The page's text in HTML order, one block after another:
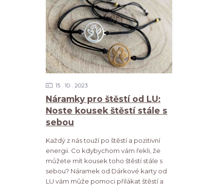
Náramky pro štěstí od LU:
Noste kousek štěstí stále s
sebou
15 10 2023
Každý z nás touží po štěstí a pozitivní
energii. Co kdybychom vám řekli, že
můžete mít kousek toho štěstí stále s
sebou? Náramek od Dárkové karty od
LU vám může pomoci přilákat štěstí a